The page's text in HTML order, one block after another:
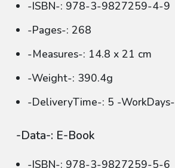
-ISBN-: 978-3-9827259-4-9
-Pages-: 268
-Measures-: 14.8 x 21 cm
-Weight-: 390.4g
-DeliveryTime-: 5 -WorkDays-
-Data-: E-Book
-ISBN-: 978-3-9827259-5-6